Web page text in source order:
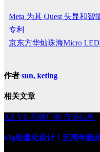
Meta 为其 Quest 头显和
专利
京东方华灿珠海Micro
作者 sun, keting
相关文章
AR VR 品牌厂商 市场信息
63g轻量化设计！五周年新